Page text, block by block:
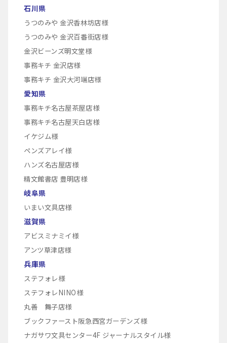
石川県
うつのみや 金沢香林坊店様
うつのみや 金沢百番街店様
金沢ビーンズ明文堂様
事務キチ 金沢店様
事務キチ 金沢大河端店様
愛知県
事務キチ名古屋茶屋店様
事務キチ名古屋天白店様
イケジム様
ペンズアレイ様
ハンズ名古屋店様
精文館書店 豊明店様
岐阜県
いまい文具店様
滋賀県
アビスミナミイ様
アンツ草津店様
兵庫県
ステフォレ様
ステフォレNINO様
丸善 舞子店様
ブックファースト阪急西宮ガーデンズ様
ナガサワ文具センター4F ジャーナルスタイル様